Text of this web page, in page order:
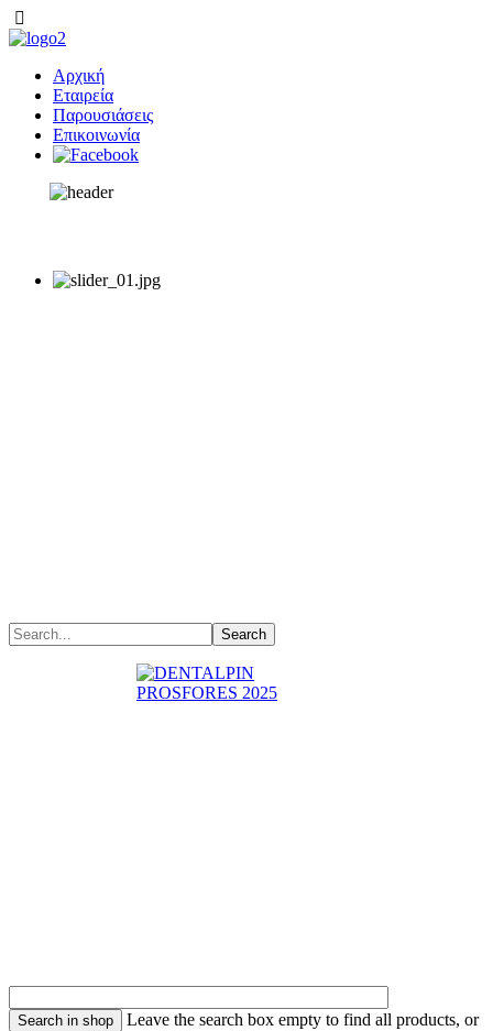
Αρχική
Εταιρεία
Παρουσιάσεις
Επικοινωνία
Leave the search box empty to find all products, or